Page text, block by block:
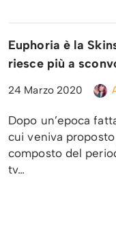
Euphoria è la
riesce più a
24 Marzo 2020
Dopo un’epoca
cui veniva
composto del
tv…